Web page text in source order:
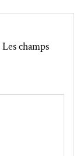
Les champs